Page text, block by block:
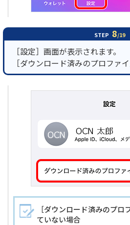
STEP 8/19
［設定］画面が表示されます。
［ダウンロード済みのプロファ
［ダウンロード済みのプ
ていない場合